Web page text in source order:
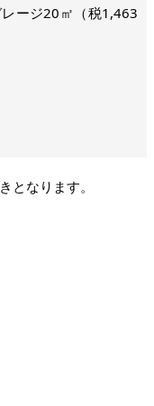
ージ20㎡（税1,463
となります。